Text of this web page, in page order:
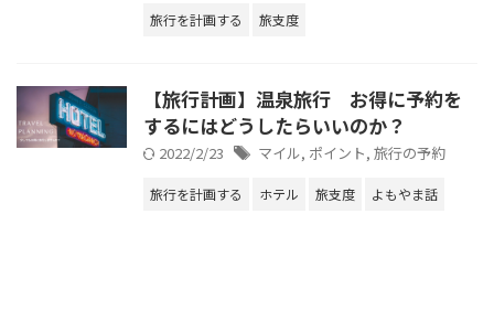
旅行を計画する 旅支度
【旅行計画】温泉旅行 お得に予約を
するにはどうしたらいいのか？
2022/2/23 マイル, ポイント, 旅行の予約
旅行を計画する ホテル 旅支度 よもやま話